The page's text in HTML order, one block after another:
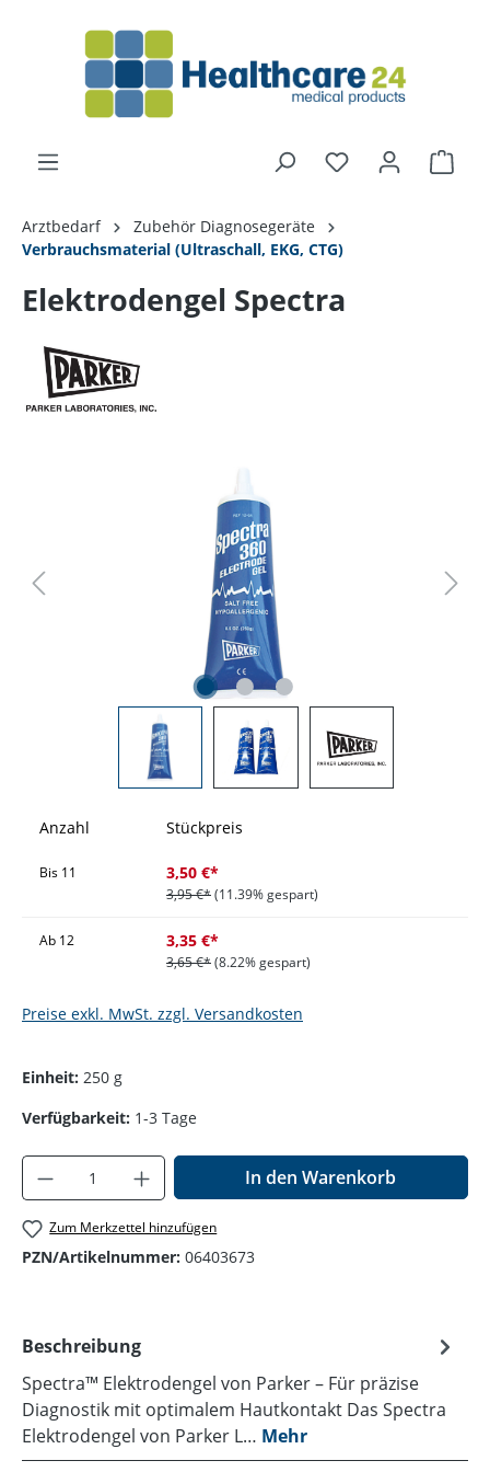
Arztbedarf
Zubehör Diagnosegeräte
Verbrauchsmaterial (Ultraschall, EKG, CTG)
Elektrodengel Spectra
Anzahl Stückpreis
Bis 11 3,50 €*
3,95 €*(11.39% gespart)
Ab 12 3,35 €*
3,65 €*(8.22% gespart)
Preise exkl. MwSt. zzgl. Versandkosten
Einheit: 250 g
Verfügbarkeit: 1-3 Tage
Produkt Anzahl: Gib den gewünschten
In den Warenkorb
Zum Merkzettel hinzufügen
PZN/Artikelnummer: 06403673
Beschreibung
Spectra™ Elektrodengel von Parker – Für präzise
Diagnostik mit optimalem Hautkontakt Das Spectra
Elektrodengel von Parker L… Mehr